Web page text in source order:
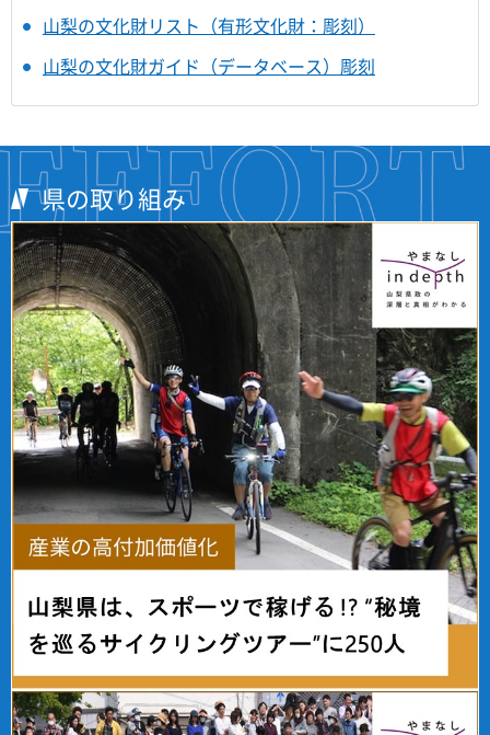
山梨の文化財リスト（有形文化財：彫刻）
山梨の文化財ガイド（データベース）彫刻
県の取り組み